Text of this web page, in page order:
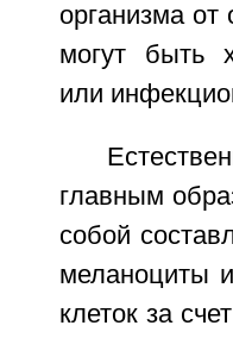
организма
могут быть
или
главным
собой
меланоциты
клеток за